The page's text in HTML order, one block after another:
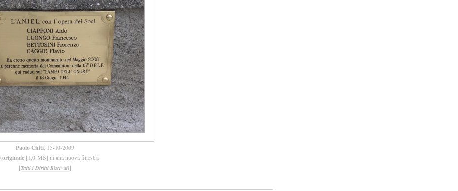
Paolo Chiti, 15-10-2009
originale [1,0 MB] in una nuova finestra
[Tutti i Diritti Riservati]